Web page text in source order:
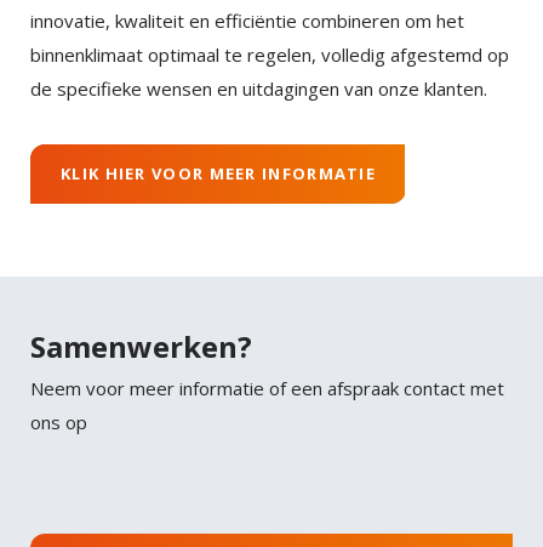
innovatie, kwaliteit en efficiëntie combineren om het
binnenklimaat optimaal te regelen, volledig afgestemd op
de specifieke wensen en uitdagingen van onze klanten.
KLIK HIER VOOR MEER INFORMATIE
Samenwerken?
Neem voor meer informatie of een afspraak contact met
ons op